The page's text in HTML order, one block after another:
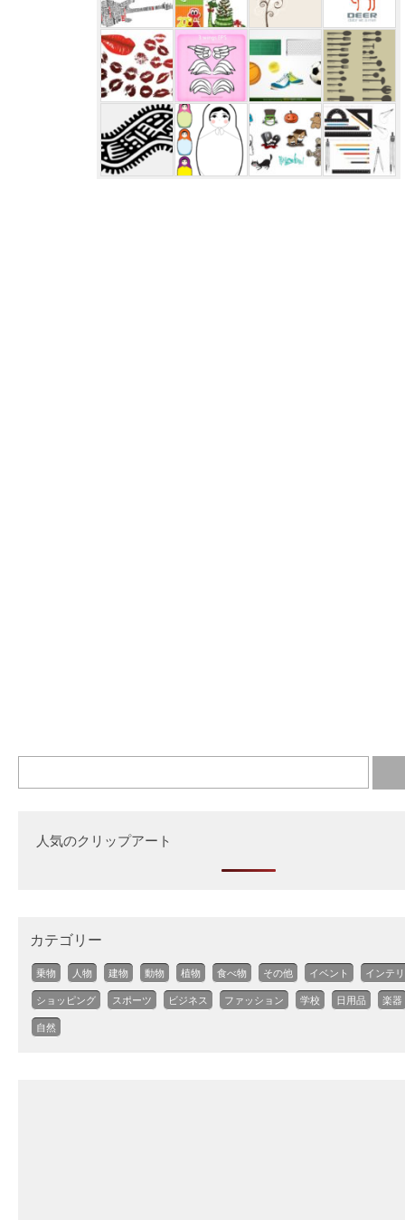
人気のクリップアート
カテゴリー
乗物 人物 建物 動物 植物 食べ物 その他 イベント インテ
ショッピング スポーツ ビジネス ファッション 学校 日用品 楽器
自然